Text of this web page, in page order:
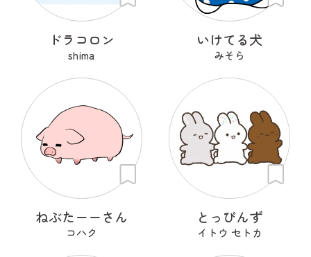
ドラコロン
shima
いけてる犬
みそら
ねぶたーーさん
コハク
とっぴんず
イトウ セトカ